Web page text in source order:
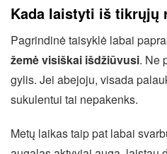
Kada laistyti iš tikrųjų
Pagrindinė taisyklė labai
žemė visiškai išdžiūvusi. Ne
gylis. Jei abejoju, visada
sukulentui tai nepakenks.
Metų laikas taip pat labai